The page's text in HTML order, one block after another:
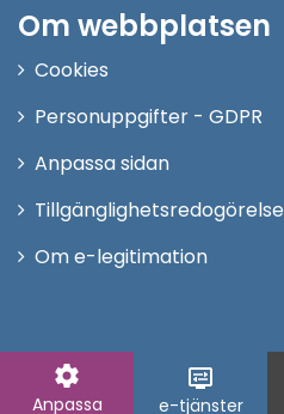
settings
Anpassa
display_settings
e-tjänster
Om webbplatsen
Cookies
Personuppgifter - GDPR
Anpassa sidan
Tillgänglighetsredogörelse
Om e-legitimation